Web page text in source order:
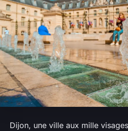
Dijon, une ville aux mille